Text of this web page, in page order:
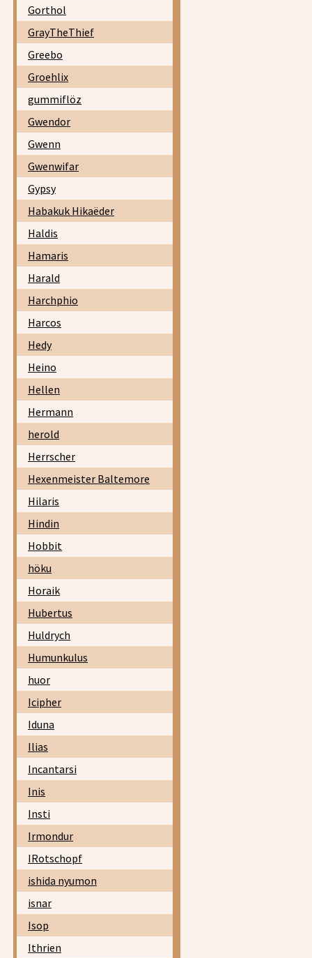
Gorthol
GrayTheThief
Greebo
Groehlix
gummiflöz
Gwendor
Gwenn
Gwenwifar
Gypsy
Habakuk Hikaëder
Haldis
Hamaris
Harald
Harchphio
Harcos
Hedy
Heino
Hellen
Hermann
herold
Herrscher
Hexenmeister Baltemore
Hilaris
Hindin
Hobbit
höku
Horaik
Hubertus
Huldrych
Humunkulus
huor
Icipher
Iduna
Ilias
Incantarsi
Inis
Insti
Irmondur
IRotschopf
ishida nyumon
isnar
Isop
Ithrien